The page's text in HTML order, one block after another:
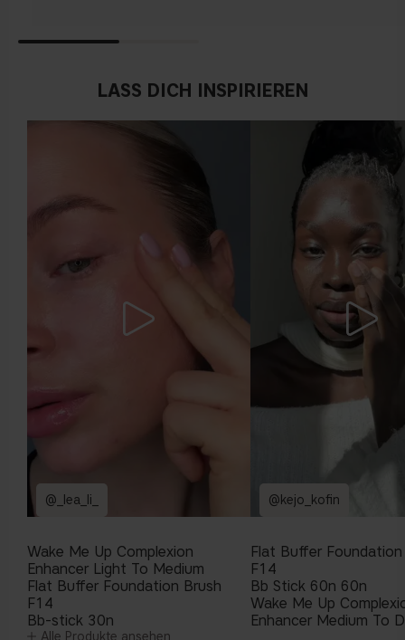
LASS DICH INSPIRIEREN
@_lea_li_
Wake Me Up Complexion
Enhancer Light To Medium
Flat Buffer Foundation Brush
F14
Bb-stick 30n
@kejo_kofin
Flat Buffer
F14
Bb Stick 60n 60n
Wake Me Up
Enhancer Medium To